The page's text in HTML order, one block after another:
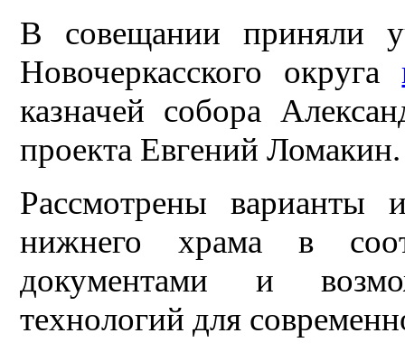
В совещании приняли
Новочеркасского округа
казначей собора
проекта Евгений Ломакин.
Рассмотрены варианты
нижнего храма в
документами и
технологий для